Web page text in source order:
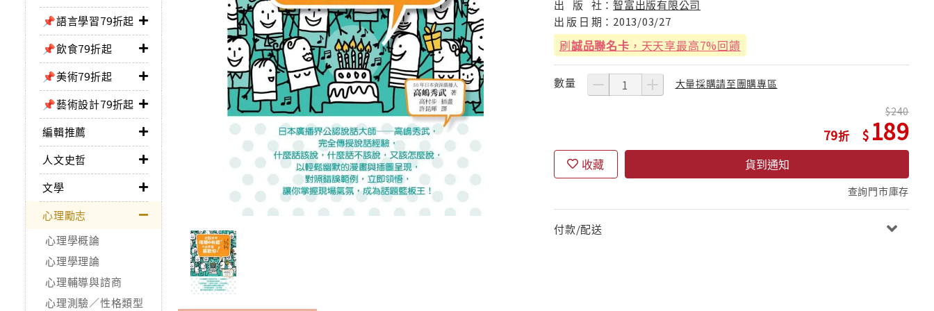
📌語言學習79折起
📌飲食79折起
📌美術79折起
📌藝術設計79折起
編輯推薦
人文史哲
文學
心理勵志
心理學概論
心理學理論
心理輔導與諮商
心理測驗／性格類型
出 版 社：智富出版有限公司
出 版 日 期： 2013/03/27
刷誠品聯名卡 ，天天享最高7%回饋
數量 大量採購請至團購專區
79
240
189
收藏 貨到通知
查詢門市庫存
付款/配送